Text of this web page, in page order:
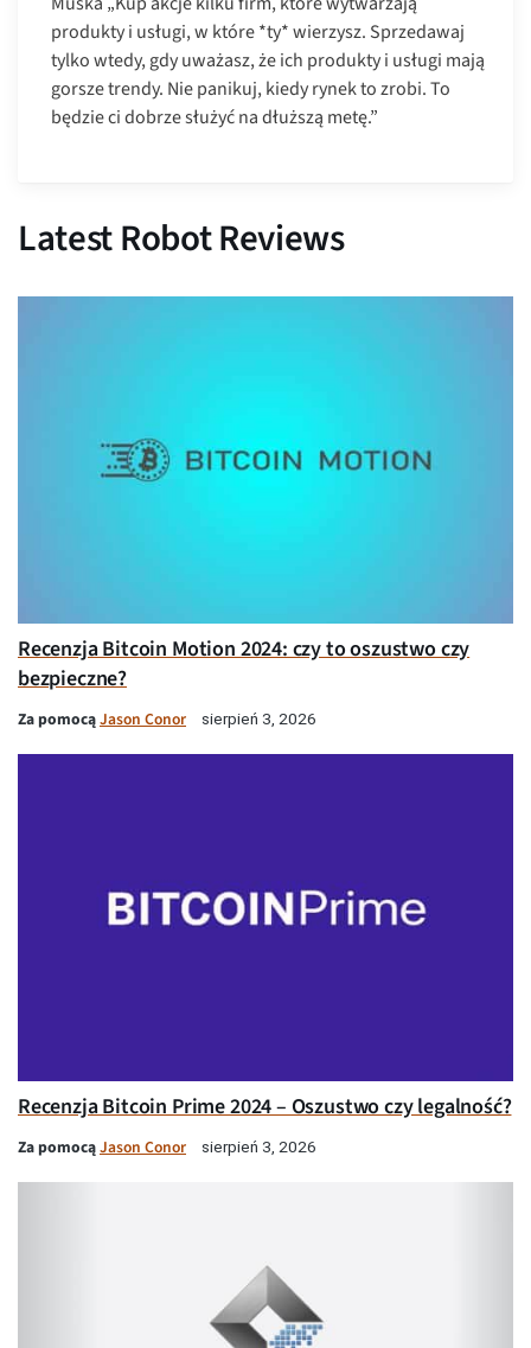
produkty i usługi, w które *ty* wierzysz. Sprzedawaj
tylko wtedy, gdy uważasz, że ich produkty i usługi mają
gorsze trendy. Nie panikuj, kiedy rynek to zrobi. To
będzie ci dobrze służyć na dłuższą metę.”
Latest Robot Reviews
Recenzja Bitcoin Motion 2024: czy to oszustwo czy
bezpieczne?
Za pomocąJason Conor sierpień 3, 2026
Recenzja Bitcoin Prime 2024 – Oszustwo czy legalność?
Za pomocąJason Conor sierpień 3, 2026